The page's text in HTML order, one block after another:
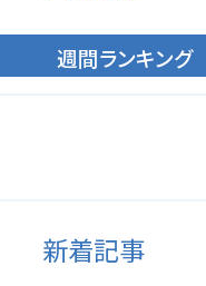
週間ランキング
新着記事